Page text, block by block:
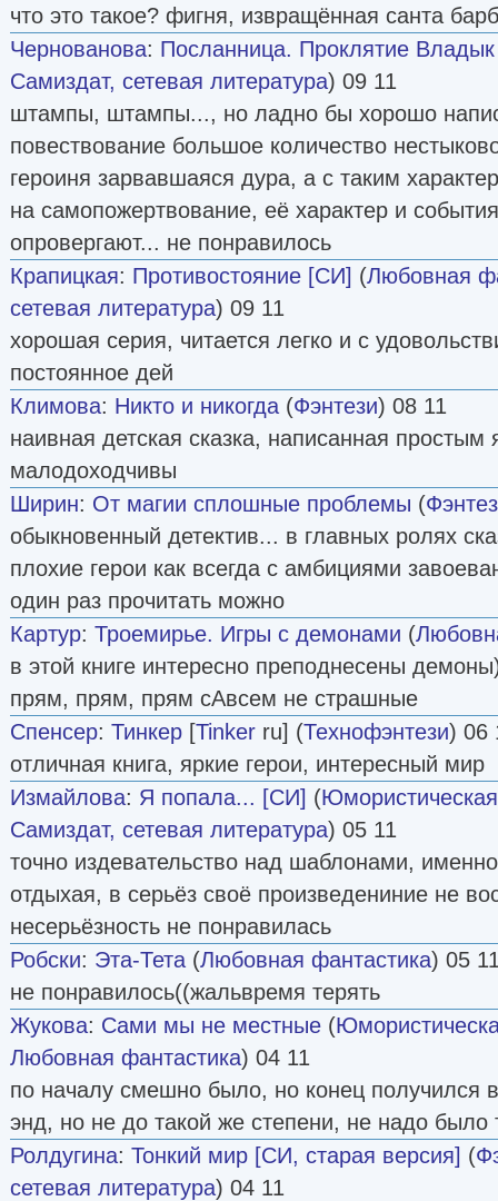
что это такое? фигня, извращённая санта
Чернованова: Посланница. Проклятие
Самиздат, сетевая литература) 09 11
штампы, штампы..., но ладно бы хорошо
повествование большое количество
героиня зарвавшаяся дура, а с таким
на самопожертвование, её характер и
опровергают... не понравилось
Крапицкая: Противостояние [СИ] (Любовная
сетевая литература) 09 11
хорошая серия, читается легко и с
постоянное дей
Климова: Никто и никогда (Фэнтези) 08 11
наивная детская сказка, написанная
малодоходчивы
Ширин: От магии сплошные проблемы (
обыкновенный детектив... в главных ролях
плохие герои как всегда с амбициями
один раз прочитать можно
Картур: Троемирье. Игры с демонами (
в этой книге интересно преподнесены
прям, прям, прям сАвсем не страшные
Спенсер: Тинкер [Tinker ru] (Технофэнтези) 06
отличная книга, яркие герои, интересный мир
Измайлова: Я попала... [СИ] (
Самиздат, сетевая литература) 05 11
точно издевательство над шаблонами, именно
отдыхая, в серьёз своё произведениние не
несерьёзность не понравилась
Робски: Эта-Тета (Любовная фантастика) 05
не понравилось((жальвремя терять
Жукова: Сами мы не местные (
Любовная фантастика) 04 11
по началу смешно было, но конец получился
энд, но не до такой же степени, не надо было
Ролдугина: Тонкий мир [СИ, старая версия] (
сетевая литература) 04 11